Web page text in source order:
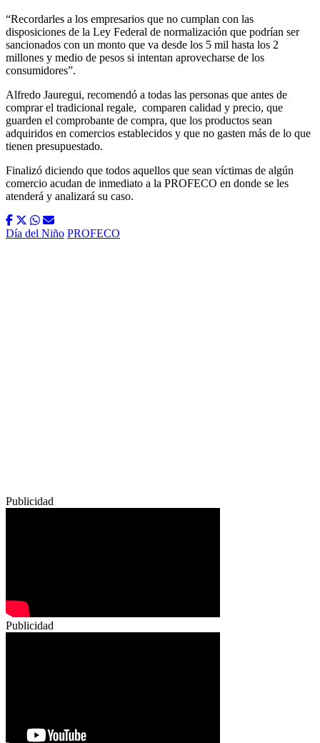
“Recordarles a los empresarios que no cumplan con las
disposiciones de la Ley Federal de normalización que podrían ser
sancionados con un monto que va desde los 5 mil hasta los 2
millones y medio de pesos si intentan aprovecharse de los
consumidores”.
Alfredo Jauregui, recomendó a todas las personas que antes de
comprar el tradicional regale, comparen calidad y precio, que
guarden el comprobante de compra, que los productos sean
adquiridos en comercios establecidos y que no gasten más de lo que
tienen presupuestado.
Finalizó diciendo que todos aquellos que sean víctimas de algún
comercio acudan de inmediato a la PROFECO en donde se les
atenderá y analizará su caso.
Día del Niño PROFECO
Publicidad
Publicidad